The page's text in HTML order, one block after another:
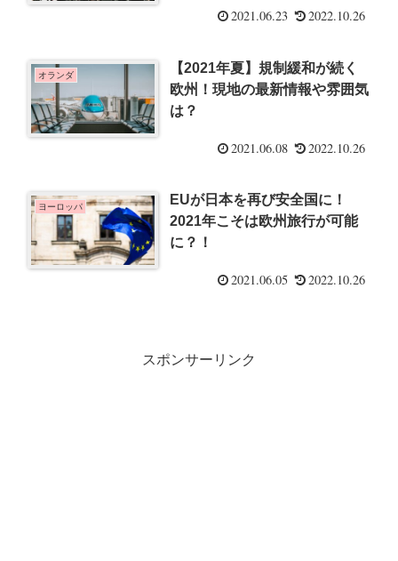
2021.06.23 2022.10.26
オランダ
【2021年夏】規制緩和が続く
欧州！現地の最新情報や雰囲気
は？
2021.06.08 2022.10.26
ヨーロッパ
EUが日本を再び安全国に！
2021年こそは欧州旅行が可能
に？！
2021.06.05 2022.10.26
スポンサーリンク